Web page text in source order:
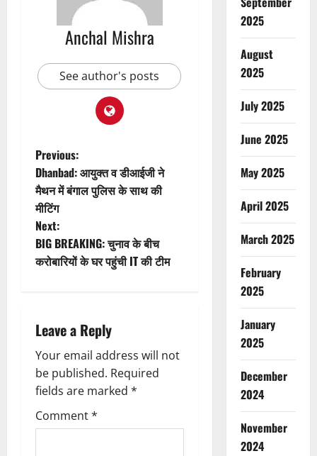
Anchal Mishra
See author's posts
P
o
s
t
v
i
g
a
Previous:
Dhanbad: आयुक्त व डीआईजी ने
मैथन में बंगाल पुलिस के साथ की
मीटिंग
Next:
BIG BREAKING: चुनाव के बीच
करोबारियों के घर पहुंची IT की टीम
Leave a Reply
Your email address will not
be published. Required
fields are marked *
Comment*
2025
August
2025
July 2025
June 2025
May 2025
April 2025
March 2025
February
2025
January
2025
December
2024
November
2024